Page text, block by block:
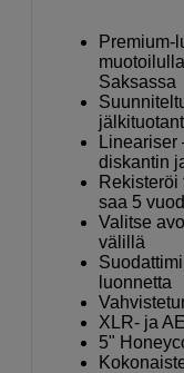
Premium-
Saksassa
Lineariser
diskantin
saa 5
Valitse
välillä
luonnetta
XLR- ja
5"